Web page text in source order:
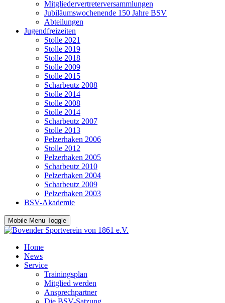
Mitgliedervertreterversammlungen
Jubiläumswochenende 150 Jahre BSV
Abteilungen
Jugendfreizeiten
Stolle 2021
Stolle 2019
Stolle 2018
Stolle 2009
Stolle 2015
Scharbeutz 2008
Stolle 2014
Stolle 2008
Stolle 2014
Scharbeutz 2007
Stolle 2013
Pelzerhaken 2006
Stolle 2012
Pelzerhaken 2005
Scharbeutz 2010
Pelzerhaken 2004
Scharbeutz 2009
Pelzerhaken 2003
BSV-Akademie
Mobile Menu Toggle
Home
News
Service
Trainingsplan
Mitglied werden
Ansprechpartner